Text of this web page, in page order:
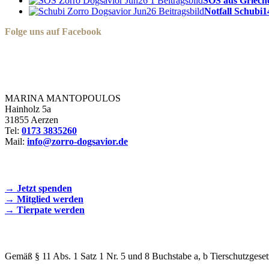
Notfall Schubi
Folge uns auf Facebook
MARINA MANTOPOULOS
Hainholz 5a
31855 Aerzen
Tel: 0173 3835260
Mail: info@zorro-dogsavior.de
→ Jetzt spenden
→ Mitglied werden
→ Tierpate werden
Gemäß § 11 Abs. 1 Satz 1 Nr. 5 und 8 Buchstabe a, b